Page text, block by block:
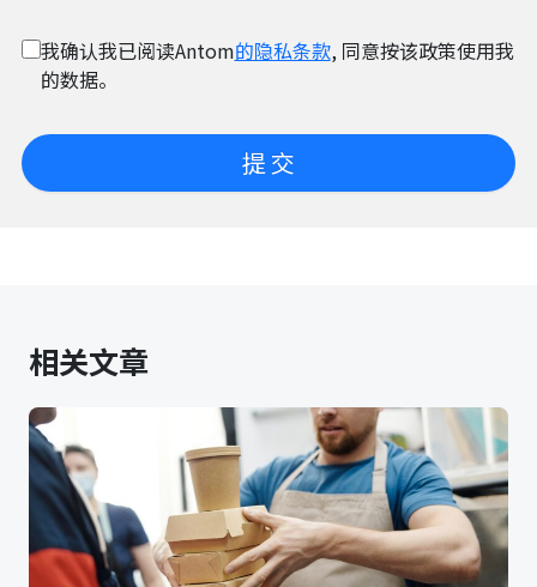
我确认我已阅读Antom的隐私条款, 同意按该政策使用我
的数据。
提 交
相关文章